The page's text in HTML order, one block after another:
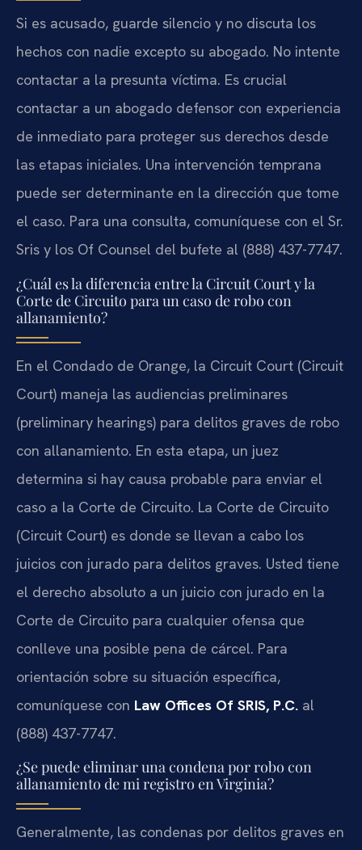
Si es acusado, guarde silencio y no discuta los
hechos con nadie excepto su abogado. No intente
contactar a la presunta víctima. Es crucial
contactar a un abogado defensor con experiencia
de inmediato para proteger sus derechos desde
las etapas iniciales. Una intervención temprana
puede ser determinante en la dirección que tome
el caso. Para una consulta, comuníquese con el Sr.
Sris y los Of Counsel del bufete al (888) 437-7747.
¿Cuál es la diferencia entre la Circuit Court y la
Corte de Circuito para un caso de robo con
allanamiento?
En el Condado de Orange, la Circuit Court (Circuit
Court) maneja las audiencias preliminares
(preliminary hearings) para delitos graves de robo
con allanamiento. En esta etapa, un juez
determina si hay causa probable para enviar el
caso a la Corte de Circuito. La Corte de Circuito
(Circuit Court) es donde se llevan a cabo los
juicios con jurado para delitos graves. Usted tiene
el derecho absoluto a un juicio con jurado en la
Corte de Circuito para cualquier ofensa que
conlleve una posible pena de cárcel. Para
orientación sobre su situación específica,
comuníquese con Law Offices Of SRIS, P.C. al
(888) 437-7747.
¿Se puede eliminar una condena por robo con
allanamiento de mi registro en Virginia?
Generalmente, las condenas por delitos graves en